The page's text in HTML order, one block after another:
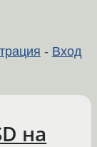
- Вход
на